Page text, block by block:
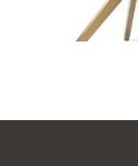
Mööbel